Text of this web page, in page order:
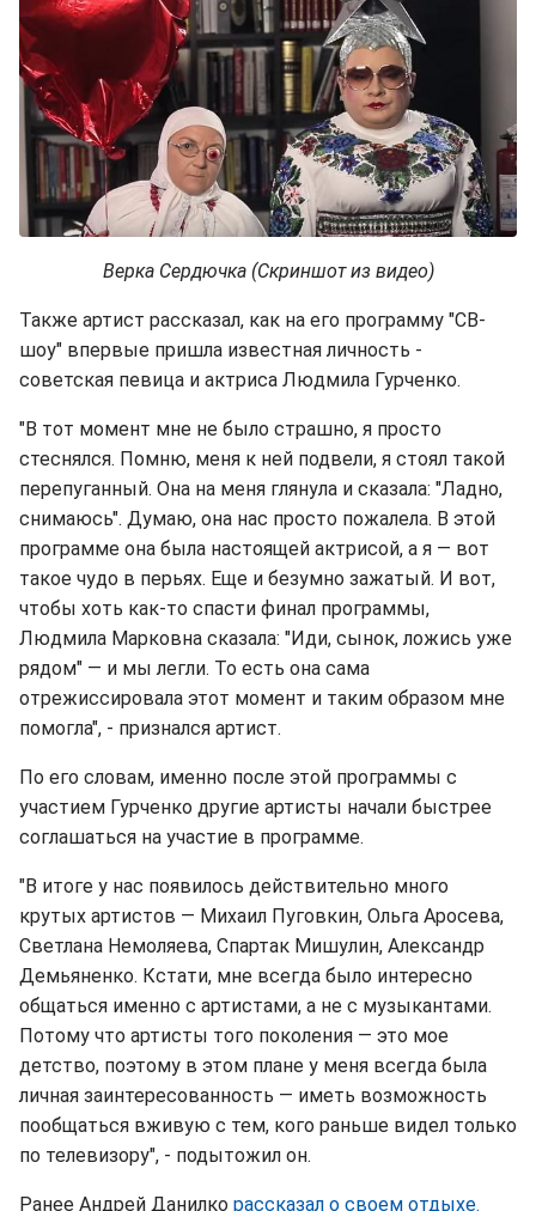
Верка Сердючка (Скриншот из видео)
Также артист рассказал, как на его программу "СВ-
шоу" впервые пришла известная личность -
советская певица и актриса Людмила Гурченко.
"В тот момент мне не было страшно, я просто
стеснялся. Помню, меня к ней подвели, я стоял такой
перепуганный. Она на меня глянула и сказала: "Ладно,
снимаюсь". Думаю, она нас просто пожалела. В этой
программе она была настоящей актрисой, а я — вот
такое чудо в перьях. Еще и безумно зажатый. И вот,
чтобы хоть как-то спасти финал программы,
Людмила Марковна сказала: "Иди, сынок, ложись уже
рядом" — и мы легли. То есть она сама
отрежиссировала этот момент и таким образом мне
помогла", - признался артист.
По его словам, именно после этой программы с
участием Гурченко другие артисты начали быстрее
соглашаться на участие в программе.
"В итоге у нас появилось действительно много
крутых артистов — Михаил Пуговкин, Ольга Аросева,
Светлана Немоляева, Спартак Мишулин, Александр
Демьяненко. Кстати, мне всегда было интересно
общаться именно с артистами, а не с музыкантами.
Потому что артисты того поколения — это мое
детство, поэтому в этом плане у меня всегда была
личная заинтересованность — иметь возможность
пообщаться вживую с тем, кого раньше видел только
по телевизору", - подытожил он.
Ранее Андрей Данилко рассказал о своем отдыхе.